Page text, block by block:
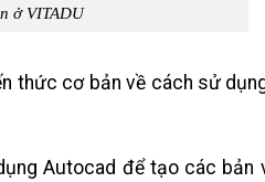
ở VITADU
thức cơ bản về cách sử
Autocad để tạo các bản